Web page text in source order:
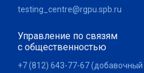
testing_centre@rgpu.spb.ru
Управление по связям
с общественностью
+7 (812) 643-77-67